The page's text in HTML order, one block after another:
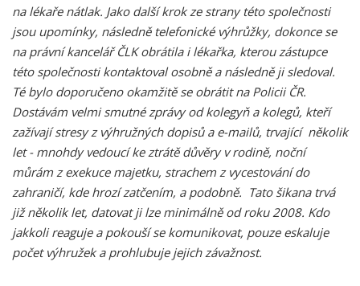
na lékaře nátlak. Jako další krok ze strany této společnosti
jsou upomínky, následně telefonické výhrůžky, dokonce se
na právní kancelář ČLK obrátila i lékařka, kterou zástupce
této společnosti kontaktoval osobně a následně ji sledoval.
Té bylo doporučeno okamžitě se obrátit na Policii ČR.
Dostávám velmi smutné zprávy od kolegyň a kolegů, kteří
zažívají stresy z výhružných dopisů a e-mailů, trvající několik
let - mnohdy vedoucí ke ztrátě důvěry v rodině, noční
můrám z exekuce majetku, strachem z vycestování do
zahraničí, kde hrozí zatčením, a podobně. Tato šikana trvá
již několik let, datovat ji lze minimálně od roku 2008. Kdo
jakkoli reaguje a pokouší se komunikovat, pouze eskaluje
počet výhružek a prohlubuje jejich závažnost.